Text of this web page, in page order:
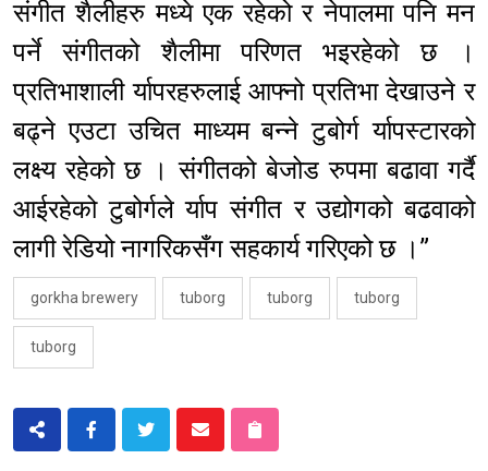
संगीत शैलीहरु मध्ये एक रहेको र नेपालमा पनि मन
पर्ने संगीतको शैलीमा परिणत भइरहेको छ ।
प्रतिभाशाली र्यापरहरुलाई आफ्नो प्रतिभा देखाउने र
बढ्ने एउटा उचित माध्यम बन्ने टुबोर्ग र्यापस्टारको
लक्ष्य रहेको छ । संगीतको बेजोड रुपमा बढावा गर्दै
आईरहेको टुबोर्गले र्याप संगीत र उद्योगको बढवाको
लागी रेडियो नागरिकसँग सहकार्य गरिएको छ ।”
gorkha brewery tuborg tuborg tuborg
tuborg